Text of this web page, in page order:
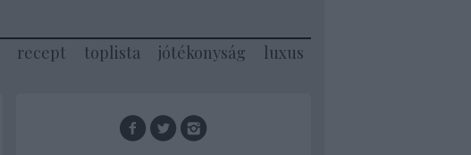
recept toplista jótékonyság luxus